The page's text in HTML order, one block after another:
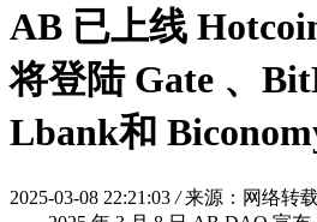
AB 已上线
将登陆 Gate 、
Lbank和
2025-03-08 22:21:03 / 来源：网络转载